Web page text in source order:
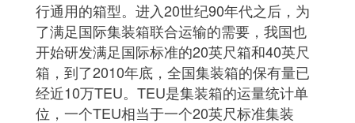
行通用的箱型。进入20世纪90年代之后，为
了满足国际集装箱联合运输的需要，我国也
开始研发满足国际标准的20英尺箱和40英尺
箱，到了2010年底，全国集装箱的保有量已
经近10万TEU。TEU是集装箱的运量统计单
位，一个TEU相当于一个20英尺标准集装